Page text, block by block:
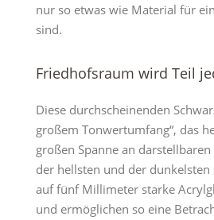
nur so etwas wie Material für
sind.
Friedhofsraum wird Teil
Diese durchscheinenden
großem Tonwertumfang“, das
großen Spanne an
der hellsten und der
auf fünf Millimeter starke
und ermöglichen so eine